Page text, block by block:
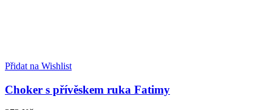
Přidat na Wishlist
Choker s přívěskem ruka Fatimy